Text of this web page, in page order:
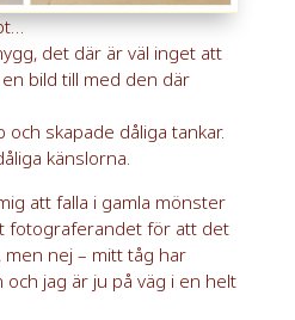
det där är väl inget att
bild till med den där
och skapade dåliga tankar.
känslorna.
att falla i gamla mönster
fotograferandet för att det
nej – mitt tåg har
jag är ju på väg i en helt